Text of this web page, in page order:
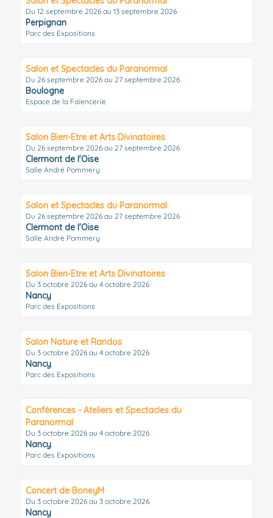
Du 12 septembre 2026 au 13 septembre 2026
Perpignan
Parc des Expositions
Salon et Spectacles du Paranormal
Du 26 septembre 2026 au 27 septembre 2026
Boulogne
Espace de la Faïencerie
Salon Bien-Etre et Arts Divinatoires
Du 26 septembre 2026 au 27 septembre 2026
Clermont de l'Oise
Salle André Pommery
Salon et Spectacles du Paranormal
Du 26 septembre 2026 au 27 septembre 2026
Clermont de l'Oise
Salle André Pommery
Salon Bien-Etre et Arts Divinatoires
Du 3 octobre 2026 au 4 octobre 2026
Nancy
Parc des Expositions
Salon Nature et Randos
Du 3 octobre 2026 au 4 octobre 2026
Nancy
Parc des Expositions
Conférences - Ateliers et Spectacles du
Paranormal
Du 3 octobre 2026 au 4 octobre 2026
Nancy
Parc des Expositions
Concert de BoneyM
Du 3 octobre 2026 au 3 octobre 2026
Nancy